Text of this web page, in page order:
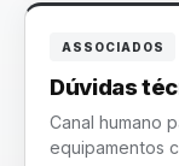
ASSOCIADOS
Dúvidas
Canal humano
equipamentos